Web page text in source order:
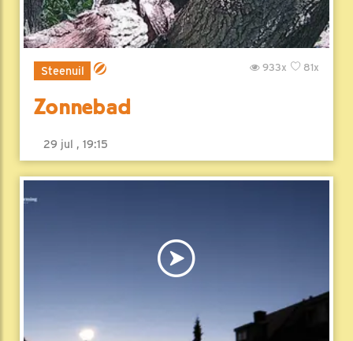
Steenuil 81x
933x
Zonnebad
29 jul , 19:15